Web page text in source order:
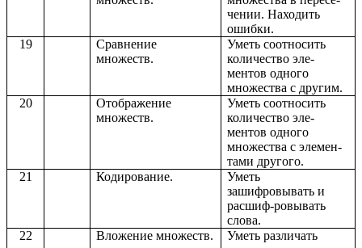
чении. Находить
ошибки.
19
Сравнение
множеств.
Уметь соотносить
количество эле-
ментов одного
множества с другим.
20
Отображение
множеств.
Уметь соотносить
количество эле-
ментов одного
множества с элемен-
тами другого.
21
Кодирование.
Уметь
зашифровывать и
расшиф-ровывать
слова.
22
Вложение множеств.
Уметь различать